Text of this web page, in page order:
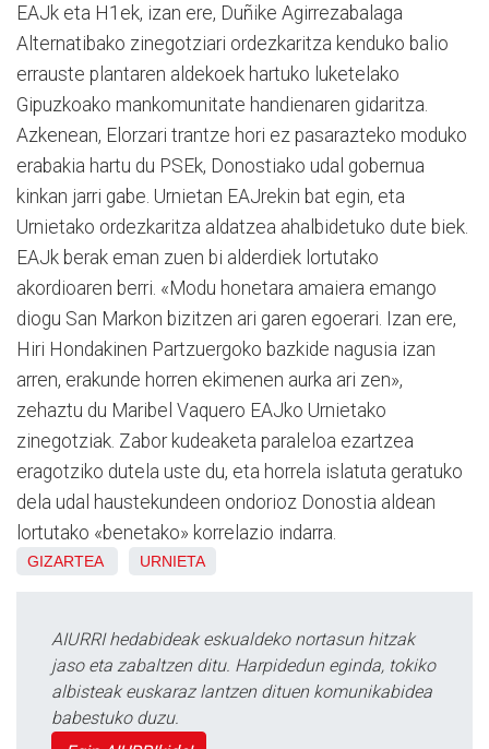
EAJk eta H1ek, izan ere, Duñike Agirrezabalaga
Alternatibako zinegotziari ordezkaritza kenduko balio
errauste plantaren aldekoek hartuko luketelako
Gipuzkoako mankomunitate handienaren gidaritza.
Azkenean, Elorzari trantze hori ez pasarazteko moduko
erabakia hartu du PSEk, Donostiako udal gobernua
kinkan jarri gabe. Urnietan EAJrekin bat egin, eta
Urnietako ordezkaritza aldatzea ahalbidetuko dute biek.
EAJk berak eman zuen bi alderdiek lortutako
akordioaren berri. «Modu honetara amaiera emango
diogu San Markon bizitzen ari garen egoerari. Izan ere,
Hiri Hondakinen Partzuergoko bazkide nagusia izan
arren, erakunde horren ekimenen aurka ari zen»,
zehaztu du Maribel Vaquero EAJko Urnietako
zinegotziak. Zabor kudeaketa paraleloa ezartzea
eragotziko dutela uste du, eta horrela islatuta geratuko
dela udal haustekundeen ondorioz Donostia aldean
lortutako «benetako» korrelazio indarra.
GIZARTEA URNIETA
AIURRI hedabideak eskualdeko nortasun hitzak
jaso eta zabaltzen ditu. Harpidedun eginda, tokiko
albisteak euskaraz lantzen dituen komunikabidea
babestuko duzu.